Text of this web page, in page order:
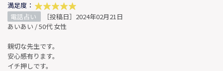
満足度：
電話占い
［投稿日］2024年02月21日
あいあい / 50代 女性
親切な先生です。
安心感有ります。
イチ押しです。